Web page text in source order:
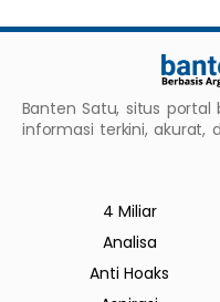
Banten Satu, situs
informasi terkini, akurat,
4 Miliar
Analisa
Anti Hoaks